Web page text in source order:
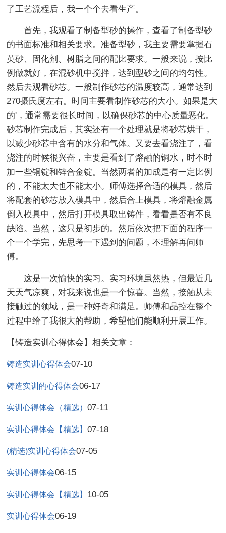
了工艺流程后，我一个个去看生产。
首先，我观看了制备型砂的操作，查看了制备型砂
的书面标准和相关要求。准备型砂，我主要需要掌握石
英砂、固化剂、树脂之间的配比要求。一般来说，按比
例做就好，在混砂机中搅拌，达到型砂之间的均匀性。
然后去观看砂芯。一般制作砂芯的温度较高，通常达到
270摄氏度左右。时间主要看制作砂芯的大小。如果是大
的'，通常需要很长时间，以确保砂芯的中心质量恶化。
砂芯制作完成后，其实还有一个处理就是将砂芯烘干，
以减少砂芯中含有的水分和气体。又要去看浇注了，看
浇注的时候很兴奋，主要是看到了熔融的铜水，时不时
加一些铜锭和锌合金锭。当然两者的加成是有一定比例
的，不能太大也不能太小。师傅选择合适的模具，然后
将配套的砂芯放入模具中，然后合上模具，将熔融金属
倒入模具中，然后打开模具取出铸件，看看是否有不良
缺陷。当然，这只是初步的。然后依次把下面的程序一
个一个学完，先思考一下遇到的问题，不理解再问师
傅。
这是一次愉快的实习。实习环境虽然热，但最近几
天天气凉爽，对我来说也是一个惊喜。当然，接触从未
接触过的领域，是一种好奇和满足。师傅和品控在整个
过程中给了我很大的帮助，希望他们能顺利开展工作。
【铸造实训心得体会】相关文章：
铸造实训心得体会07-10
铸造实训的心得体会06-17
实训心得体会（精选）07-11
实训心得体会【精选】07-18
(精选)实训心得体会07-05
实训心得体会06-15
实训心得体会【精选】 10-05
实训心得体会06-19